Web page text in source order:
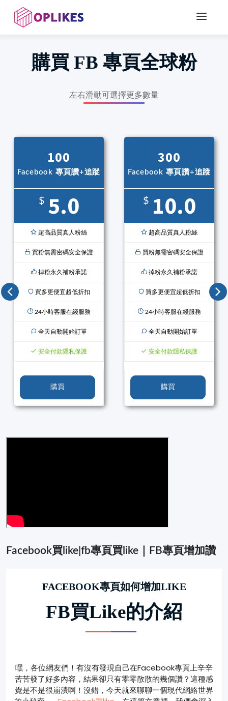
購買 FB 專頁全球粉
左右滑動可選擇更多數量
100
Facebook 專頁讚+追蹤
$ 5.0
超高品質真人粉絲
買粉無需密碼安全保證
掉粉永久補粉承諾
買多更便宜超低折扣
24小時客服在綫服務
全天自動開始訂單
安全付款隱私保護
購買
300
Facebook 專頁讚+追蹤
$ 10.0
超高品質真人粉絲
買粉無需密碼安全保證
掉粉永久補粉承諾
買多更便宜超低折扣
24小時客服在綫服務
全天自動開始訂單
安全付款隱私保護
購買
Facebook買like|fb專頁買like｜FB專頁增加讚
FACEBOOK專頁如何增加LIKE
FB買Like的介紹
嘿，各位網友們！有沒有發現自己在Facebook專頁上辛辛
苦苦發了好多內容，結果卻只有零零散散的幾個讚？這種感
覺是不是很崩潰啊！沒錯，今天就來聊聊一個現代網絡世界